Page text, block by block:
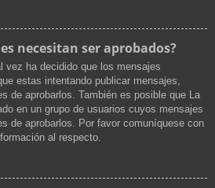
necesitan ser aprobados?
vez ha decidido que los mensajes
estas intentando publicar mensajes,
de aprobarlos. También es posible que La
en un grupo de usuarios cuyos mensajes
de aprobarlos. Por favor comuníquese con
al respecto.